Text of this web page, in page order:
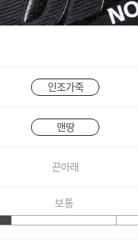
인조가죽
맨땅
끈아래
보통